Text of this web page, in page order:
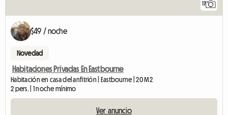
17
$49 / noche
Novedad
Habitaciones Privadas En Eastbourne
Habitación en casa del anfitrión | Eastbourne | 20 M2
2 pers. | 1 noche mínimo
Ver anuncio